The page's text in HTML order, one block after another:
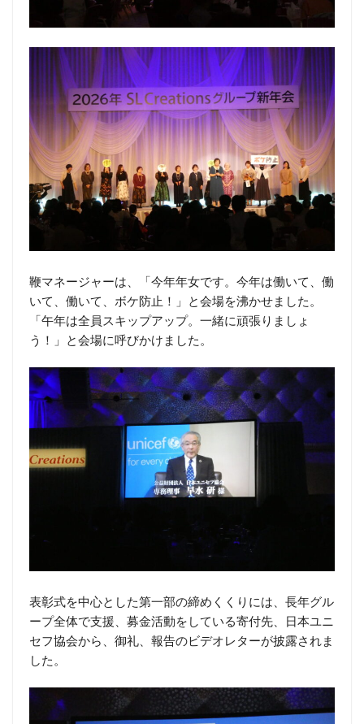
鞭マネージャーは、「今年年女です。今年は働いて、働
いて、働いて、ボケ防止！」と会場を沸かせました。
「午年は全員スキップアップ。一緒に頑張りましょ
う！」と会場に呼びかけました。
表彰式を中心とした第一部の締めくくりには、長年グル
ープ全体で支援、募金活動をしている寄付先、日本ユニ
セフ協会から、御礼、報告のビデオレターが披露されま
した。